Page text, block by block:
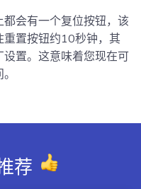
会有一个复位按钮，该
置按钮约10秒钟，其
置。这意味着您现在可
荐